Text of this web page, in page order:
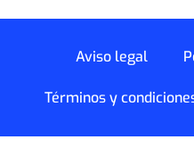
Aviso legal
Términos y